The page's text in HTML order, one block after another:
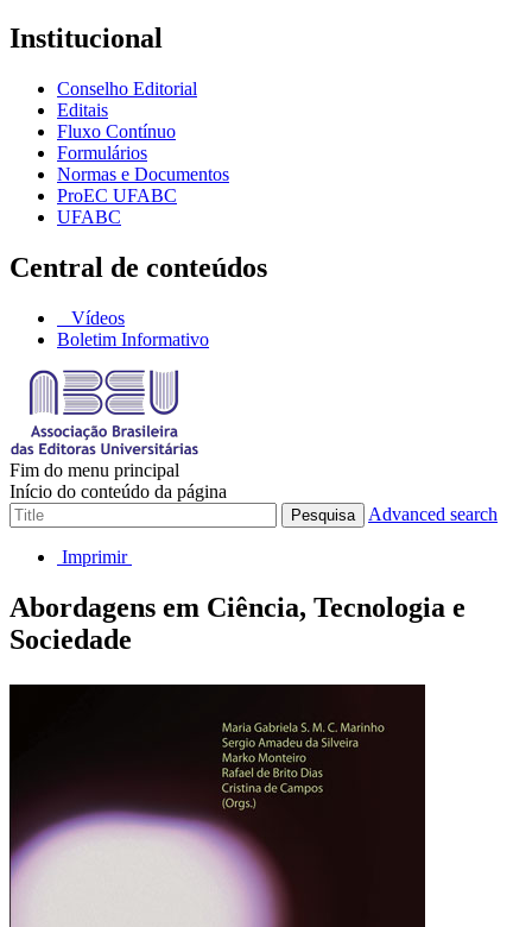
Institucional
Conselho Editorial
Editais
Fluxo Contínuo
Formulários
Normas e Documentos
ProEC UFABC
UFABC
Central de conteúdos
Vídeos
Boletim Informativo
Fim do menu principal
Início do conteúdo da página
Pesquisa Advanced search
Imprimir
Abordagens em Ciência, Tecnologia e
Sociedade